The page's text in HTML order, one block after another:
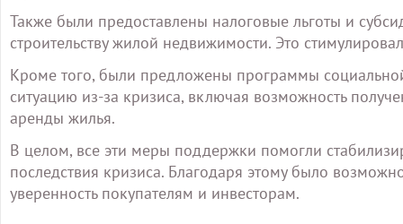
Также были предоставлены налоговые льготы и
строительству жилой недвижимости. Это
Кроме того, были предложены программы
ситуацию из-за кризиса, включая возможность
аренды жилья.
В целом, все эти меры поддержки помогли
последствия кризиса. Благодаря этому было
уверенность покупателям и инвесторам.